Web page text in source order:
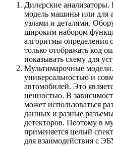
Дилерские
модель машины или для
узлами и деталями.
широким набором
алгоритмы определения
только отображать код
показывать схему для
Мультимарочные
универсальностью и
автомобилей. Это
ценностью. В
может использоваться
данных и разные
детекторов. Поэтому в
применяется целый
для взаимодействия с